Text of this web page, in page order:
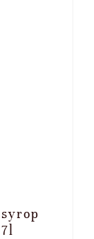
syrop